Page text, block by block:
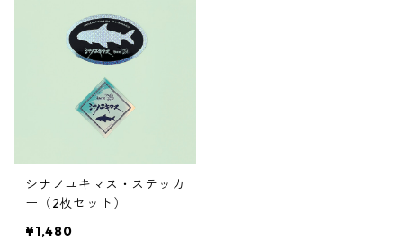
シナノユキマス・ステッカ
ー（2枚セット）
¥1,480